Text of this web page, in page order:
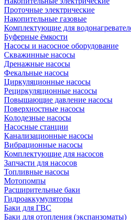
Проточные электрические
Накопительные газовые
Комплектующие для
Буферные ёмкости
Насосы и насосное оборудование
Скважинные насосы
Дренажные насосы
Фекальные насосы
Циркуляционные насосы
Рециркуляционные насосы
Повышающие давление насосы
Поверхностные насосы
Колодезные насосы
Насосные станции
Канализационные насосы
Вибрационные насосы
Комплектующие для насосов
Запчасти для насосов
Топливные насосы
Мотопомпы
Расширительные баки
Гидроаккумуляторы
Баки для ГВС
Баки для отопления (экспанзоматы)